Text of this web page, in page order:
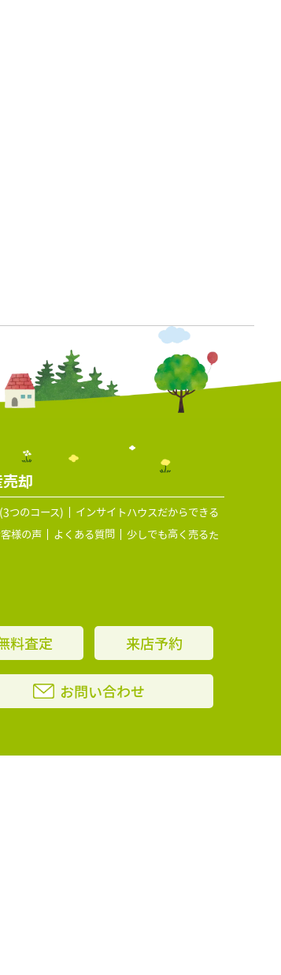
却
つのコース)
インサイトハウスだからできる
様の声 よくある質問
少しでも高く売るた
料査定 来店予約
お問い合わせ